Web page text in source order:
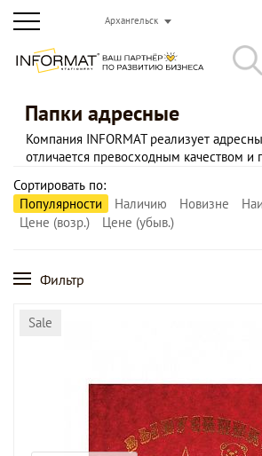
Архангельск
Папки адресные
Компания INFORMAT реализует
отличается превосходным качеством и
Сортировать по:
Популярности
Наличию Новизне
Цене (возр.)
Цене (убыв.)
Фильтр
Sale